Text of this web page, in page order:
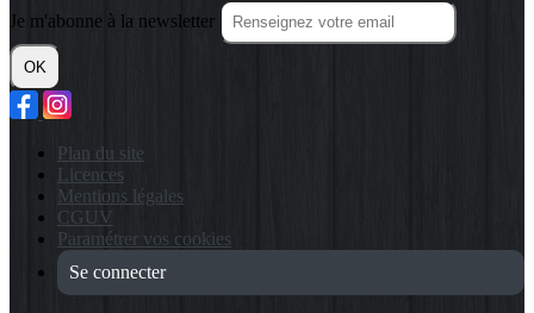
Je m'abonne à la newsletter
OK
Plan du site
Licences
Mentions légales
CGUV
Paramétrer vos cookies
Se connecter